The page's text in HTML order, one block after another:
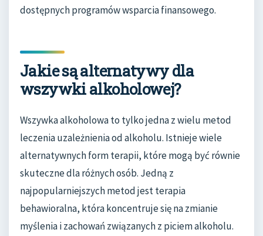
dostępnych programów wsparcia finansowego.
Jakie są alternatywy dla
wszywki alkoholowej?
Wszywka alkoholowa to tylko jedna z wielu metod
leczenia uzależnienia od alkoholu. Istnieje wiele
alternatywnych form terapii, które mogą być równie
skuteczne dla różnych osób. Jedną z
najpopularniejszych metod jest terapia
behawioralna, która koncentruje się na zmianie
myślenia i zachowań związanych z piciem alkoholu.